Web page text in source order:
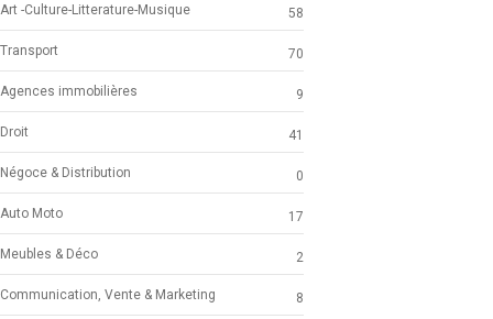
Art -Culture-Litterature-Musique 58
Transport 70
Agences immobilières 9
Droit 41
Négoce & Distribution 0
Auto Moto 17
Meubles & Déco 2
Communication, Vente & Marketing 8